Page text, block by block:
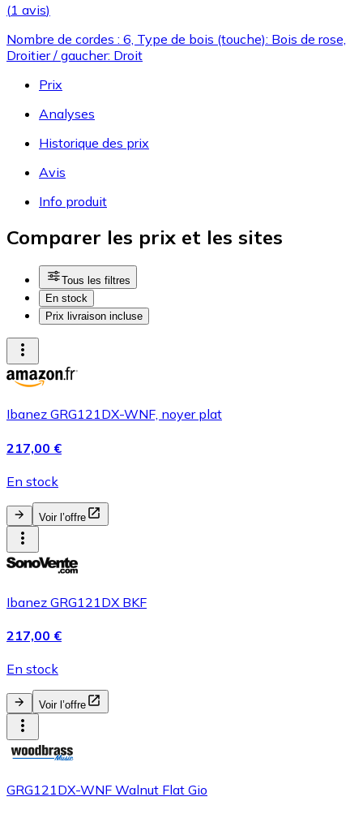
(1 avis)
Nombre de cordes : 6, Type de bois (touche): Bois de rose,
Droitier / gaucher: Droit
Prix
Analyses
Historique des prix
Avis
Info produit
Comparer les prix et les sites
Tous les filtres
En stock
Prix livraison incluse
Ibanez GRG121DX-WNF, noyer plat
217,00 €
En stock
Voir l’offre
Ibanez GRG121DX BKF
217,00 €
En stock
Voir l’offre
GRG121DX-WNF Walnut Flat Gio